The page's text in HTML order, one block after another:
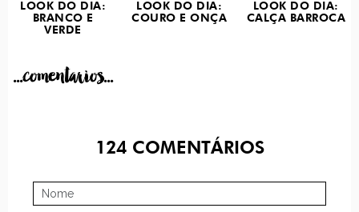
LOOK DO DIA:
BRANCO E
VERDE
LOOK DO DIA:
COURO E ONÇA
LOOK DO DIA:
CALÇA BARROCA
...comentarios...
124COMENTÁRIOS